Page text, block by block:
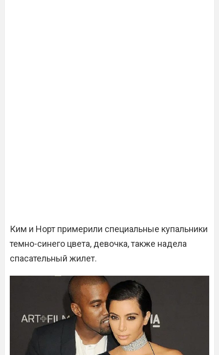
Ким и Норт примерили специальные купальники
темно-синего цвета, девочка, также надела
спасательный жилет.